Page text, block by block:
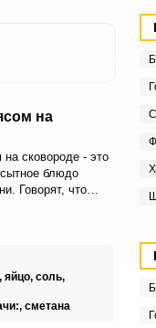
на
сковороде - это
блюдо
Говорят, что
яйцо, соль,
сметана